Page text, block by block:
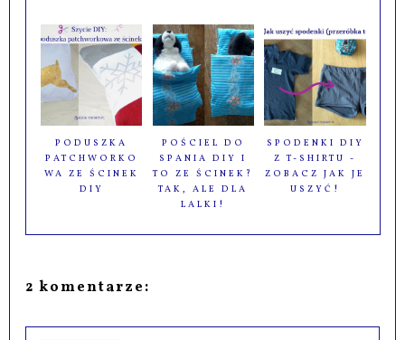
PODUSZKA
PATCHWORKO
WA ZE ŚCINEK
DIY
POŚCIEL DO
SPANIA DIY I
TO ZE ŚCINEK?
TAK, ALE DLA
LALKI!
SPODENKI DIY
Z T-SHIRTU -
ZOBACZ JAK JE
USZYĆ!
2 komentarze: